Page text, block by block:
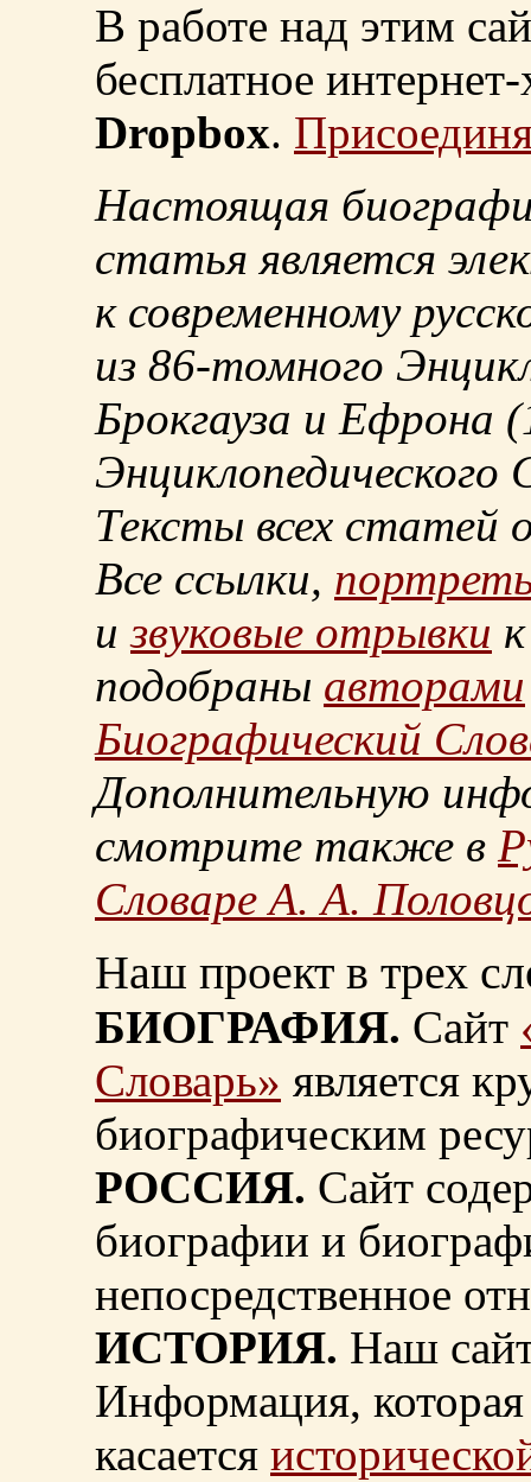
В работе над этим
бесплатное
Dropbox.
Настоящая
статья является
к современному
из 86-томного
Брокгауза и Ефрона
Энциклопедического
Тексты всех статей
Все ссылки,
извуковые отрывки
подобраны авторами
Биографический
Дополнительную
смотрите также в
Словаре А. А.
Наш проект в трех
БИОГРАФИЯ. Сайт
Словарь» является
биографическим
РОССИЯ. Сайт
биографии и
непосредственное
ИСТОРИЯ. Наш
Информация, которая
касается